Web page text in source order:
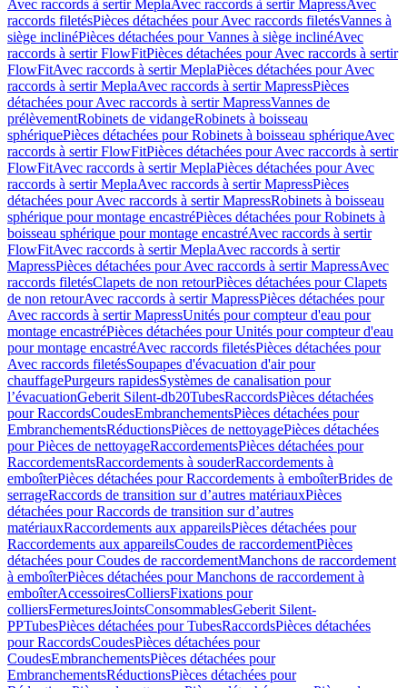
Avec raccords à sertir MeplaAvec raccords à sertir MapressAvec
raccords filetésPièces détachées pour Avec raccords filetésVannes à
siège inclinéPièces détachées pour Vannes à siège inclinéAvec
raccords à sertir FlowFitPièces détachées pour Avec raccords à sertir
FlowFitAvec raccords à sertir MeplaPièces détachées pour Avec
raccords à sertir MeplaAvec raccords à sertir MapressPièces
détachées pour Avec raccords à sertir MapressVannes de
prélèvementRobinets de vidangeRobinets à boisseau
sphériquePièces détachées pour Robinets à boisseau sphériqueAvec
raccords à sertir FlowFitPièces détachées pour Avec raccords à sertir
FlowFitAvec raccords à sertir MeplaPièces détachées pour Avec
raccords à sertir MeplaAvec raccords à sertir MapressPièces
détachées pour Avec raccords à sertir MapressRobinets à boisseau
sphérique pour montage encastréPièces détachées pour Robinets à
boisseau sphérique pour montage encastréAvec raccords à sertir
FlowFitAvec raccords à sertir MeplaAvec raccords à sertir
MapressPièces détachées pour Avec raccords à sertir MapressAvec
raccords filetésClapets de non retourPièces détachées pour Clapets
de non retourAvec raccords à sertir MapressPièces détachées pour
Avec raccords à sertir MapressUnités pour compteur d'eau pour
montage encastréPièces détachées pour Unités pour compteur d'eau
pour montage encastréAvec raccords filetésPièces détachées pour
Avec raccords filetésSoupapes d'évacuation d'air pour
chauffagePurgeurs rapidesSystèmes de canalisation pour
l’évacuationGeberit Silent-db20TubesRaccordsPièces détachées
pour RaccordsCoudesEmbranchementsPièces détachées pour
EmbranchementsRéductionsPièces de nettoyagePièces détachées
pour Pièces de nettoyageRaccordementsPièces détachées pour
RaccordementsRaccordements à souderRaccordements à
emboîterPièces détachées pour Raccordements à emboîterBrides de
serrageRaccords de transition sur d’autres matériauxPièces
détachées pour Raccords de transition sur d’autres
matériauxRaccordements aux appareilsPièces détachées pour
Raccordements aux appareilsCoudes de raccordementPièces
détachées pour Coudes de raccordementManchons de raccordement
à emboîterPièces détachées pour Manchons de raccordement à
emboîterAccessoiresColliersFixations pour
colliersFermeturesJointsConsommablesGeberit Silent-
PPTubesPièces détachées pour TubesRaccordsPièces détachées
pour RaccordsCoudesPièces détachées pour
CoudesEmbranchementsPièces détachées pour
EmbranchementsRéductionsPièces détachées pour